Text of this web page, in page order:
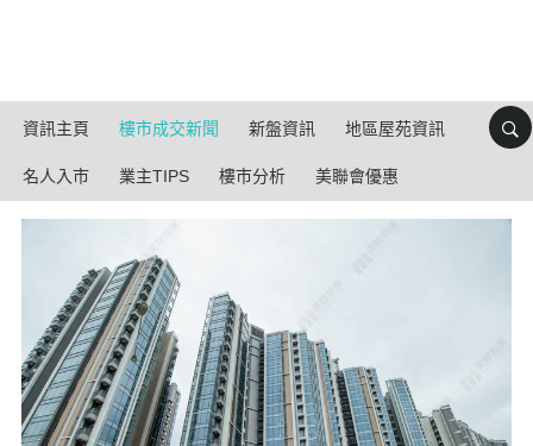
資訊主頁 樓市成交新聞 新盤資訊 地區屋苑資訊
名人入市 業主TIPS 樓市分析 美聯會優惠